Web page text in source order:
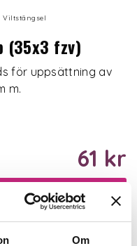
Om
Viltstängsel
(35x3 fzv)
för uppsättning av
m.
61 kr
varukorgen